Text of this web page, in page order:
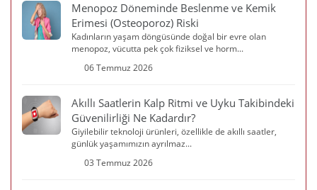
Menopoz Döneminde Beslenme ve Kemik
Erimesi (Osteoporoz) Riski
Kadınların yaşam döngüsünde doğal bir evre olan
menopoz, vücutta pek çok fiziksel ve horm...
06 Temmuz 2026
Akıllı Saatlerin Kalp Ritmi ve Uyku Takibindeki
Güvenilirliği Ne Kadardır?
Giyilebilir teknoloji ürünleri, özellikle de akıllı saatler,
günlük yaşamımızın ayrılmaz...
03 Temmuz 2026